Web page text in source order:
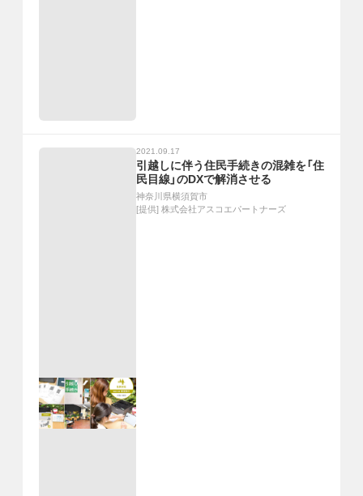
2021.09.17
引越しに伴う住民手続きの混雑を「住
民目線」のDXで解消させる
神奈川県横須賀市
[提供] 株式会社アスコエパートナーズ